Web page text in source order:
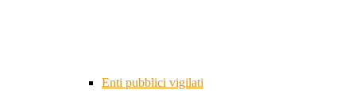
Enti pubblici vigilati